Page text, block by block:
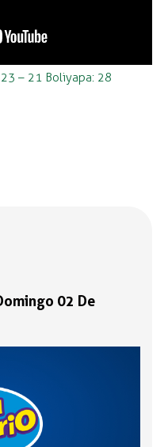
– 21 Boliyapa: 28
02 De